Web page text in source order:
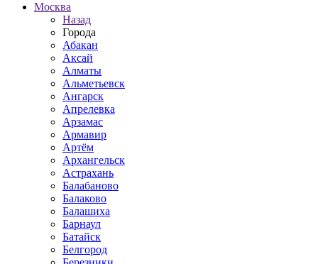
Москва
Назад
Города
Абакан
Аксай
Алматы
Альметьевск
Ангарск
Апрелевка
Арзамас
Армавир
Артём
Архангельск
Астрахань
Балабаново
Балаково
Балашиха
Барнаул
Батайск
Белгород